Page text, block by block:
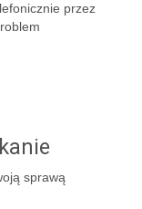
przez
sprawą